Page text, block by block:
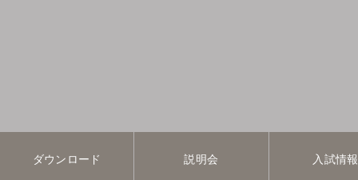
ダウンロード 説明会 入試情報